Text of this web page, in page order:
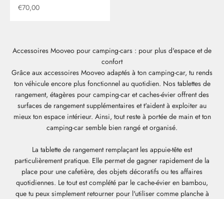
Offre
€70,00
Accessoires Mooveo pour camping-cars : pour plus d'espace et de
confort
Grâce aux accessoires Mooveo adaptés à ton camping-car, tu rends
ton véhicule encore plus fonctionnel au quotidien. Nos tablettes de
rangement, étagères pour camping-car et caches-évier offrent des
surfaces de rangement supplémentaires et t'aident à exploiter au
mieux ton espace intérieur. Ainsi, tout reste à portée de main et ton
camping-car semble bien rangé et organisé.
La tablette de rangement remplaçant les appuie-tête est
particulièrement pratique. Elle permet de gagner rapidement de la
place pour une cafetière, des objets décoratifs ou tes affaires
quotidiennes. Le tout est complété par le cache-évier en bambou,
que tu peux simplement retourner pour l'utiliser comme planche à